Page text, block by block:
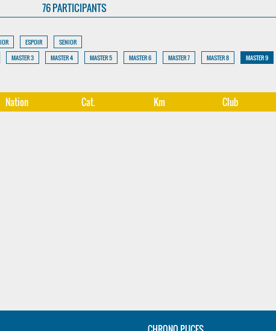
76 PARTICIPANTS
ESPOIR
SENIOR
MASTER 3 MASTER 4 MASTER 5 MASTER 6 MASTER 7 MASTER 8 MASTER 9
Nation Cat. Km Club